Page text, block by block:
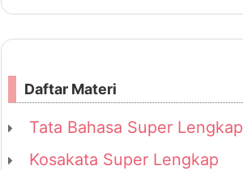
Daftar Materi
Tata Bahasa Super Lengkap
Kosakata Super Lengkap